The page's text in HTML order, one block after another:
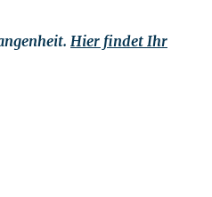
Hier findet Ihr